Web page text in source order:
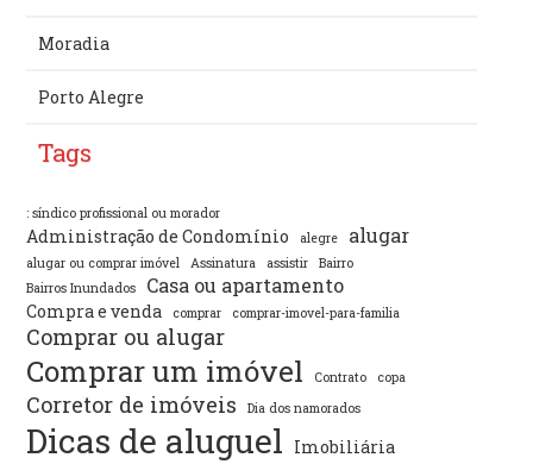
Moradia
Porto Alegre
Tags
: síndico profissional ou morador
Administração de Condomínio alegre alugar
alugar ou comprar imóvel Assinatura assistir
Bairro
Bairros Inundados
Casa ou apartamento
Compra e venda comprar comprar-imovel-para-familia
Comprar ou alugar
Comprar um imóvel Contrato copa
Corretor de imóveis Dia dos namorados
Dicas de aluguel Imobiliária